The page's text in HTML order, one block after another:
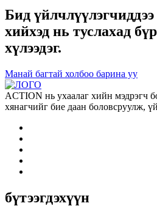
Бид
хийхэд нь туслахад
хүлээдэг.
Манай багтай холбоо барина уу
ACTION нь ухаалаг хийн мэдрэгч
хянагчийг бие даан боловсруулж,
бүтээгдэхүүн